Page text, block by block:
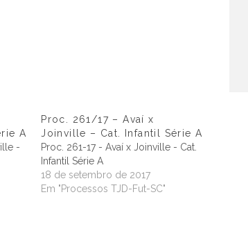
A
-
Proc. 261/17 – Avaí x
Joinville – Cat. Infantil Série A
Proc. 261-17 - Avaí x Joinville - Cat.
Infantil Série A
18 de setembro de 2017
Em "Processos TJD-Fut-SC"